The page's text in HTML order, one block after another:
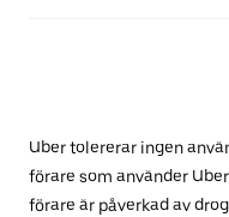
Uber tolererar ingen
förare som använder
förare är påverkad av